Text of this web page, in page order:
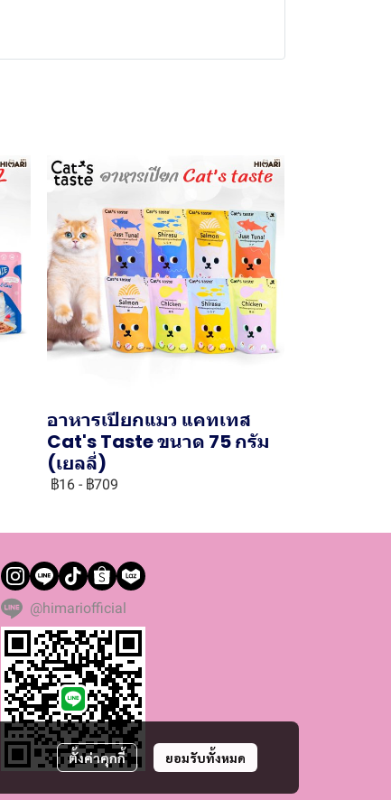
อาหารเปียกแมว แคทเทส
Cat's Taste ขนาด 75 กรัม
(เยลลี่)
฿16 - ฿709
ตั้งค่าคุกกี้ ยอมรับทั้งหมด
@himariofficial